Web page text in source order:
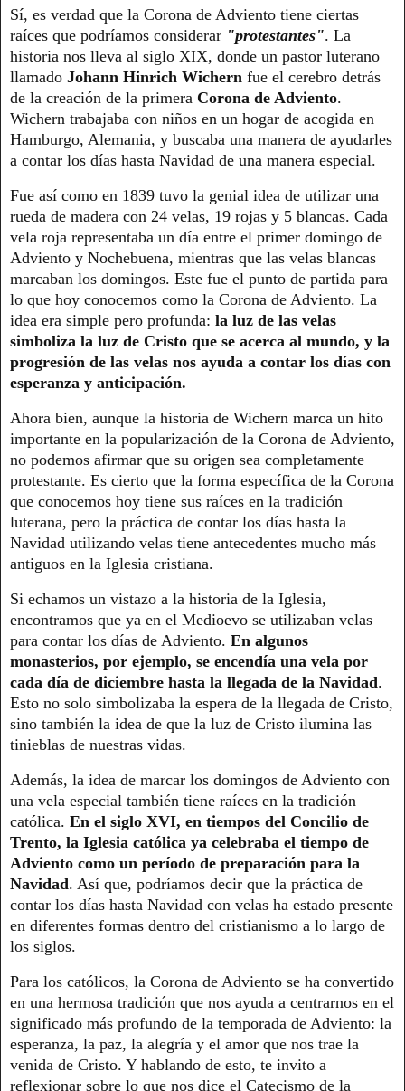
Sí, es verdad que la Corona de Adviento tiene ciertas
raíces que podríamos considerar "protestantes". La
historia nos lleva al siglo XIX, donde un pastor luterano
llamado Johann Hinrich Wichern fue el cerebro detrás
de la creación de la primera Corona de Adviento.
Wichern trabajaba con niños en un hogar de acogida en
Hamburgo, Alemania, y buscaba una manera de ayudarles
a contar los días hasta Navidad de una manera especial.
Fue así como en 1839 tuvo la genial idea de utilizar una
rueda de madera con 24 velas, 19 rojas y 5 blancas. Cada
vela roja representaba un día entre el primer domingo de
Adviento y Nochebuena, mientras que las velas blancas
marcaban los domingos. Este fue el punto de partida para
lo que hoy conocemos como la Corona de Adviento. La
idea era simple pero profunda: la luz de las velas
simboliza la luz de Cristo que se acerca al mundo, y la
progresión de las velas nos ayuda a contar los días con
esperanza y anticipación.
Ahora bien, aunque la historia de Wichern marca un hito
importante en la popularización de la Corona de Adviento,
no podemos afirmar que su origen sea completamente
protestante. Es cierto que la forma específica de la Corona
que conocemos hoy tiene sus raíces en la tradición
luterana, pero la práctica de contar los días hasta la
Navidad utilizando velas tiene antecedentes mucho más
antiguos en la Iglesia cristiana.
Si echamos un vistazo a la historia de la Iglesia,
encontramos que ya en el Medioevo se utilizaban velas
para contar los días de Adviento. En algunos
monasterios, por ejemplo, se encendía una vela por
cada día de diciembre hasta la llegada de la Navidad.
Esto no solo simbolizaba la espera de la llegada de Cristo,
sino también la idea de que la luz de Cristo ilumina las
tinieblas de nuestras vidas.
Además, la idea de marcar los domingos de Adviento con
una vela especial también tiene raíces en la tradición
católica. En el siglo XVI, en tiempos del Concilio de
Trento, la Iglesia católica ya celebraba el tiempo de
Adviento como un período de preparación para la
Navidad. Así que, podríamos decir que la práctica de
contar los días hasta Navidad con velas ha estado presente
en diferentes formas dentro del cristianismo a lo largo de
los siglos.
Para los católicos, la Corona de Adviento se ha convertido
en una hermosa tradición que nos ayuda a centrarnos en el
significado más profundo de la temporada de Adviento: la
esperanza, la paz, la alegría y el amor que nos trae la
venida de Cristo. Y hablando de esto, te invito a
reflexionar sobre lo que nos dice el Catecismo de la